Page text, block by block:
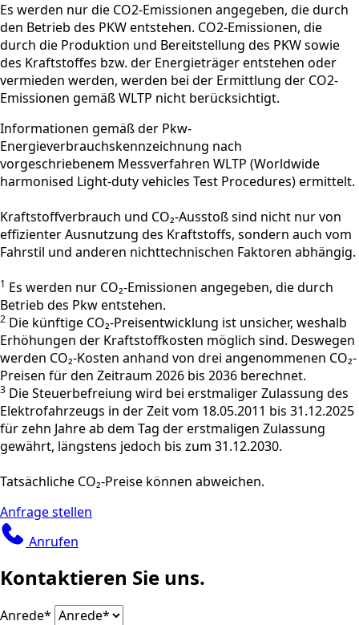
Es werden nur die CO2-Emissionen angegeben, die durch
den Betrieb des PKW entstehen. CO2-Emissionen, die
durch die Produktion und Bereitstellung des PKW sowie
des Kraftstoffes bzw. der Energieträger entstehen oder
vermieden werden, werden bei der Ermittlung der CO2-
Emissionen gemäß WLTP nicht berücksichtigt.
Informationen gemäß der Pkw-
Energieverbrauchskennzeichnung nach
vorgeschriebenem Messverfahren WLTP (Worldwide
harmonised Light-duty vehicles Test Procedures) ermittelt.
Kraftstoffverbrauch und CO₂-Ausstoß sind nicht nur von
effizienter Ausnutzung des Kraftstoffs, sondern auch vom
Fahrstil und anderen nichttechnischen Faktoren abhängig.
1 Es werden nur CO₂-Emissionen angegeben, die durch
Betrieb des Pkw entstehen.
2 Die künftige CO₂-Preisentwicklung ist unsicher, weshalb
Erhöhungen der Kraftstoffkosten möglich sind. Deswegen
werden CO₂-Kosten anhand von drei angenommenen CO₂-
Preisen für den Zeitraum 2026 bis 2036 berechnet.
3 Die Steuerbefreiung wird bei erstmaliger Zulassung des
Elektrofahrzeugs in der Zeit vom 18.05.2011 bis 31.12.2025
für zehn Jahre ab dem Tag der erstmaligen Zulassung
gewährt, längstens jedoch bis zum 31.12.2030.
Tatsächliche CO₂-Preise können abweichen.
Anfrage stellen
Anrufen
Kontaktieren Sie uns.
Anrede*